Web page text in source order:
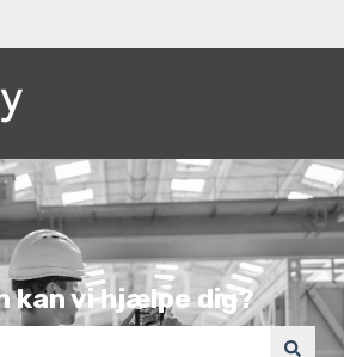
for oversættelser
kan vi hjælpe dig?